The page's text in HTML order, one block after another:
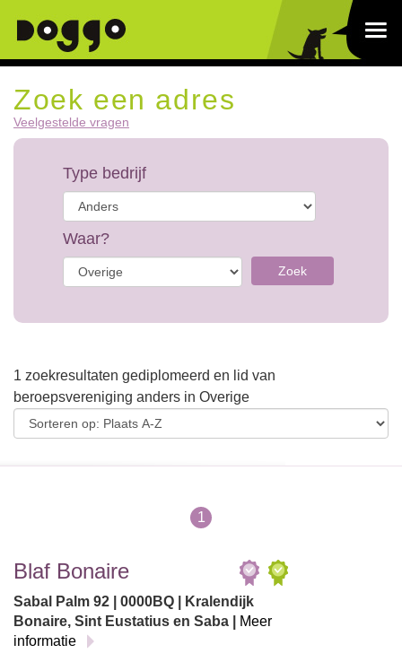
Zoek een adres
Veelgestelde vragen
Type bedrijf
Waar?
Zoek
1 zoekresultaten gediplomeerd en lid van
beroepsvereniging anders in Overige
1
Blaf Bonaire
Sabal Palm 92 | 0000BQ | Kralendijk
Bonaire, Sint Eustatius en Saba |
Meer
informatie